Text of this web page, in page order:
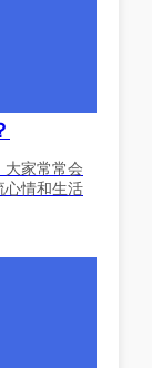
大家常常会
心情和生活